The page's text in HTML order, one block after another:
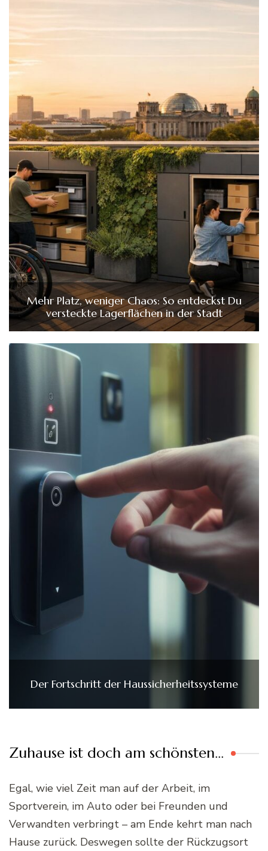
Mehr Platz, weniger Chaos: So entdeckst Du
versteckte Lagerflächen in der Stadt
Der Fortschritt der Haussicherheitssysteme
Zuhause ist doch am schönsten…
Egal, wie viel Zeit man auf der Arbeit, im
Sportverein, im Auto oder bei Freunden und
Verwandten verbringt – am Ende kehrt man nach
Hause zurück. Deswegen sollte der Rückzugsort